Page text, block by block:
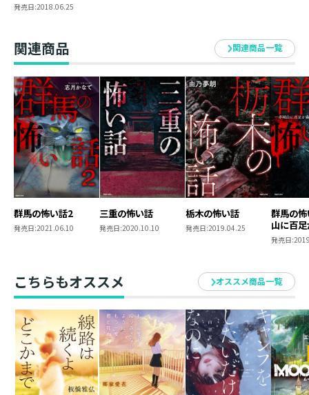
発売日:2018.06.25
関連商品 関連商品一覧
群馬の怖い話2
発売日:2021.06.10
三重の怖い話
発売日:2020.10.10
栃木の怖い話
発売日:2019.04.25
群馬の
山に百
発売日:
こちらもオススメ オススメ商品一覧